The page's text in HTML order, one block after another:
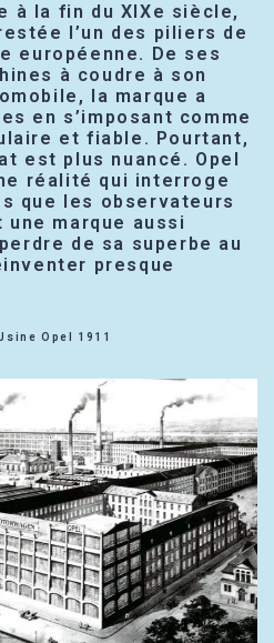
à la fin du XIXe siècle,
l’un des piliers de
européenne. De ses
à coudre à son
la marque a
en s’imposant comme
et fiable. Pourtant,
est plus nuancé. Opel
réalité qui interroge
que les observateurs
une marque aussi
de sa superbe au
presque
Opel 1911